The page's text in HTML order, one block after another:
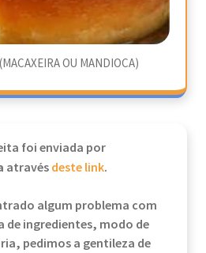
OU MANDIOCA)
foi enviada por
atravésdeste link.
algum problema com
de ingredientes, modo de
pedimos a gentileza de